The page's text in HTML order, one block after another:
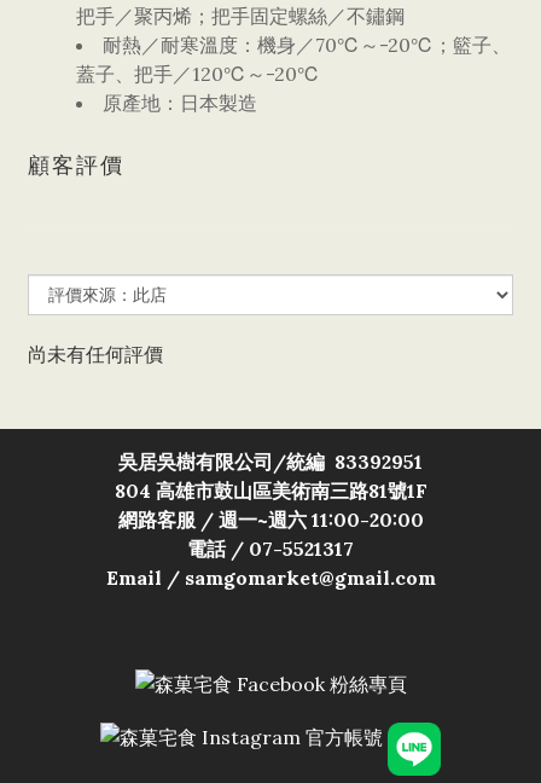
把手／聚丙烯；把手固定螺絲／不鏽鋼
耐熱／耐寒溫度：機身／70℃～-20℃；籃子、
蓋子、把手／120℃～-20℃
原產地：日本製造
顧客評價
尚未有任何評價
吳居吳樹有限公司/統編 83392951
804 高雄市鼓山區美術南三路81號1F
網路客服 / 週一~週六 11:00-20:00
電話 / 07-5521317
Email / samgomarket@gmail.com